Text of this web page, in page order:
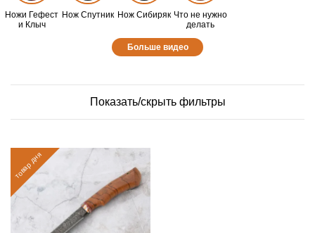
Ножи Гефест
и Клыч
Нож Спутник Нож Сибиряк Что не нужно
делать
Больше видео
Показать/скрыть фильтры
товар дня